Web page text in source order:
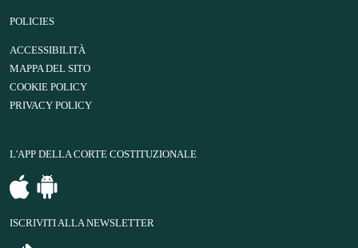
POLICIES
ACCESSIBILITÀ
MAPPA DEL SITO
COOKIE POLICY
PRIVACY POLICY
L'APP DELLA CORTE COSTITUZIONALE
ISCRIVITI ALLA NEWSLETTER